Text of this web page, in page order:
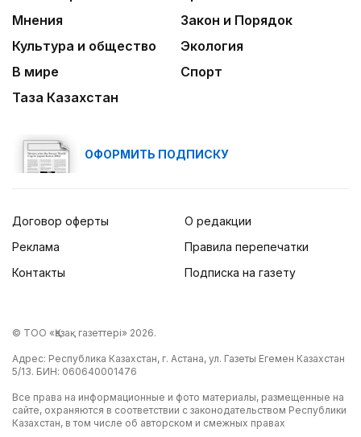
Мнения
Закон и Порядок
Культура и общество
Экология
В мире
Спорт
Таза Казахстан
ОФОРМИТЬ ПОДПИСКУ
Договор оферты
Реклама
Контакты
О редакции
Правила перепечатки
Подписка на газету
© ТОО «Қазақ газеттері» 2026.
Адрес: Республика Казахстан, г. Астана, ул. Газеты Егемен Казахстан
5/13. БИН: 060640001476
Все права на информационные и фото материалы, размещенные на
сайте, охраняются в соответствии с законодательством Республики
Казахстан, в том числе об авторском и смежных правах